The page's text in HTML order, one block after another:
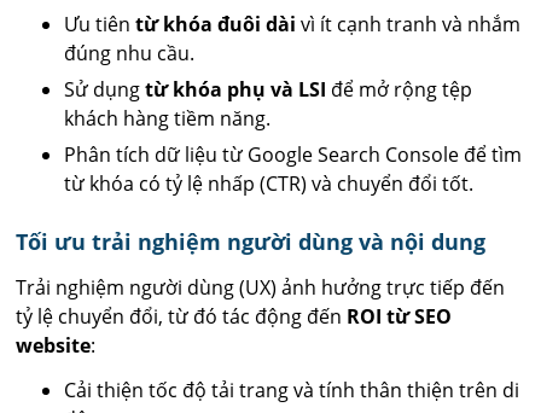
Ưu tiêntừ khóa đuôi dài vì ít cạnh tranh và nhắm
đúng nhu cầu.
Sử dụngtừ khóa phụ và LSI để mở rộng tệp
khách hàng tiềm năng.
Phân tích dữ liệu từ Google Search Console để tìm
từ khóa có tỷ lệ nhấp (CTR) và chuyển đổi tốt.
Tối ưu trải nghiệm người dùng và nội dung
Trải nghiệm người dùng (UX) ảnh hưởng trực tiếp đến
tỷ lệ chuyển đổi, từ đó tác động đến ROI từ SEO
website:
Cải thiện tốc độ tải trang và tính thân thiện trên di